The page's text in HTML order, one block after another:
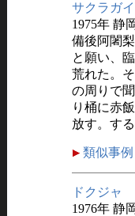
サクラガ
1975年 静
備後阿闍
と願い、
荒れた。
の周りで
り桶に赤
放す。す
類似事例
ドクジャ
1976年 静